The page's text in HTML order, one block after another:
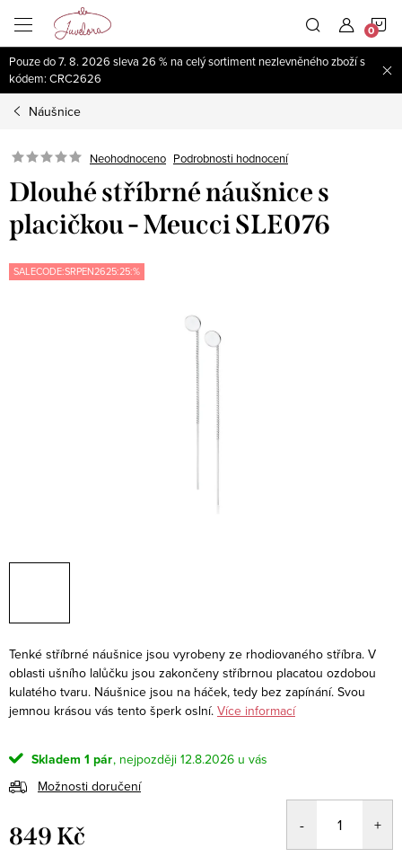
obsah
Pouze do 7. 8. 2026 sleva 26 % na celý sortiment nezlevněného zboží s
kódem: CRC2626
Náušnice
Neohodnoceno Podrobnosti hodnocení
Dlouhé stříbrné náušnice s
placičkou - Meucci SLE076
SALECODE:SRPEN2625:25:%
Tenké stříbrné náušnice jsou vyrobeny ze rhodiovaného stříbra. V
oblasti ušního lalůčku jsou zakončeny stříbrnou placatou ozdobou
kulatého tvaru. Náušnice jsou na háček, tedy bez zapínání. Svou
jemnou krásou vás tento šperk oslní. Více informací
Skladem 1 pár
12.8.2026
Možnosti doručení
849 Kč